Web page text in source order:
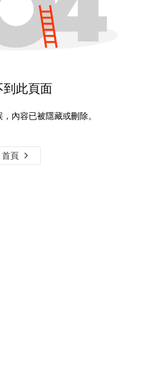
此頁面
內容已被隱藏或刪除。
首頁